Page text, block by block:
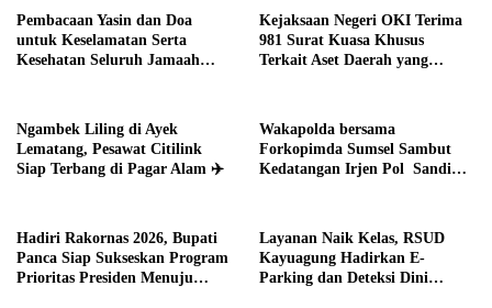
Pembacaan Yasin dan Doa
untuk Keselamatan Serta
Kesehatan Seluruh Jamaah
Kejaksaan Negeri OKI Terima
981 Surat Kuasa Khusus
Terkait Aset Daerah yang
Ngambek Liling di Ayek
Lematang, Pesawat Citilink
Siap Terbang di Pagar Alam ✈️
Wakapolda bersama
Forkopimda Sumsel Sambut
Kedatangan Irjen Pol Sandi
Hadiri Rakornas 2026, Bupati
Panca Siap Sukseskan Program
Prioritas Presiden Menuju
Layanan Naik Kelas, RSUD
Kayuagung Hadirkan E-
Parking dan Deteksi Dini